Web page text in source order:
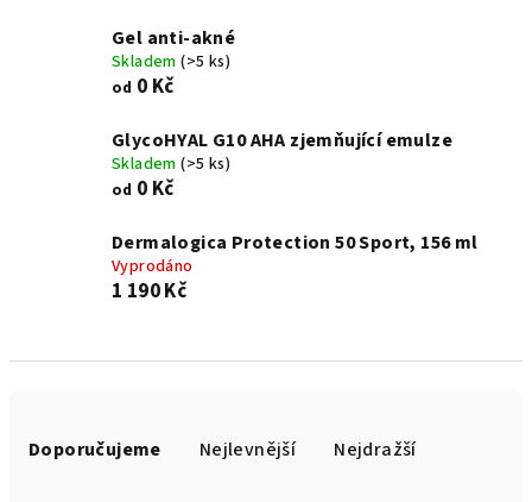
Gel anti-akné
Skladem(>5 ks)
od 0 Kč
GlycoHYAL G10 AHA zjemňující emulze
Skladem(>5 ks)
od 0 Kč
Dermalogica Protection 50 Sport, 156 ml
Vyprodáno
1 190 Kč
Doporučujeme Nejlevnější Nejdražší